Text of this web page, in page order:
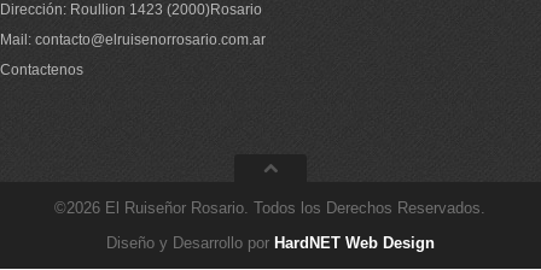
Dirección: Roullion 1423 (2000)Rosario
Mail: contacto@elruisenorrosario.com.ar
Contactenos
©2026 El Ruiseñor Rosario. Todos los Derechos Reservados.
Diseño y Desarrollo por HardNET Web Design